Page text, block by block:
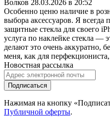
Волков 28.03.2026 в 20:52
Особенно ценю наличие в
выбора аксессуаров. Я
защитные стекла для своего
услуга по наклейке стекла —
делают это очень аккуратно,
меня, как для
Новостная рассылка
Подписаться
Нажимая на кнопку
Публичной оферты.